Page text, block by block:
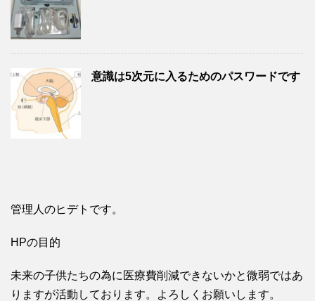
意識は5次元に入るためのパスワードです
管理人のヒデトです。
HPの目的
未来の子供たちの為に医療費削減できないかと微弱ではあ
りますが活動しております。よろしくお願いします。